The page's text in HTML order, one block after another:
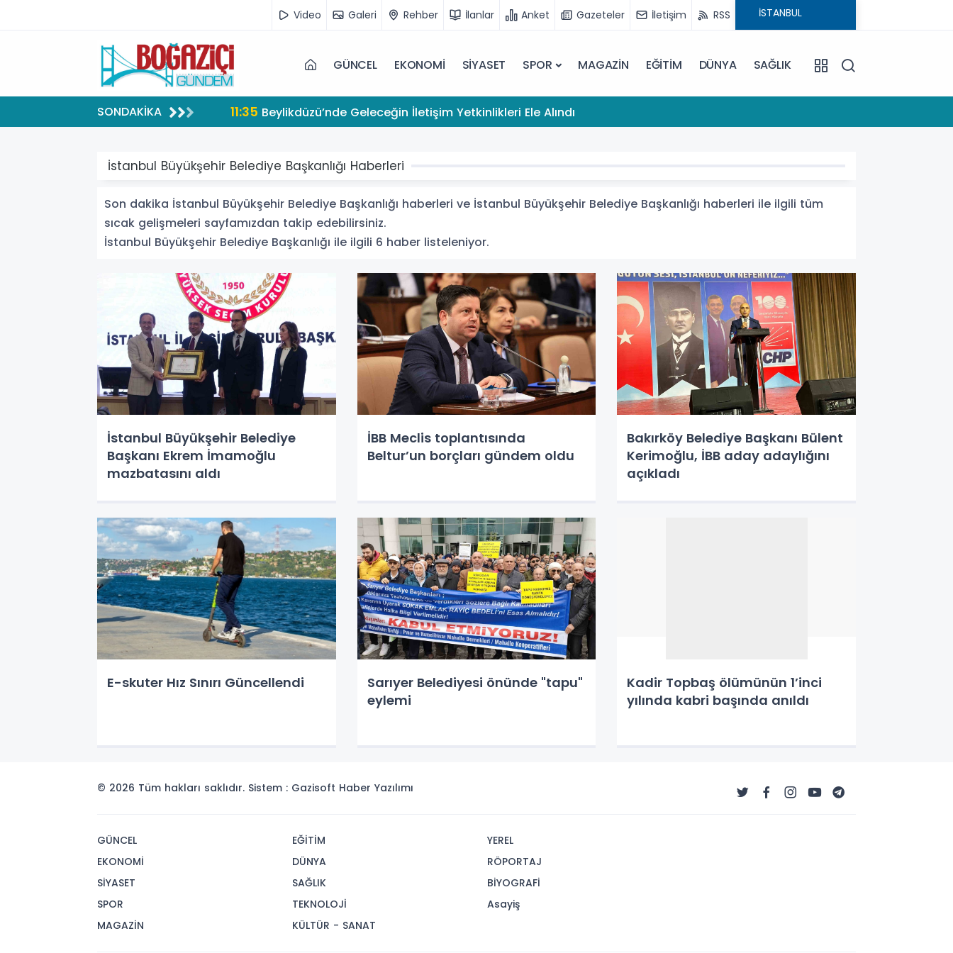
Video Galeri Rehber İlanlar Anket Gazeteler İletişim RSS
GÜNCEL EKONOMİ SİYASET SPOR MAGAZİN EĞİTİM DÜNYA SAĞLIK
SONDAKİKA 11:35 Beylikdüzü’nde Geleceğin İletişim Yetkinlikleri Ele Alındı
İstanbul Büyükşehir Belediye Başkanlığı Haberleri
Son dakika İstanbul Büyükşehir Belediye Başkanlığı haberleri ve İstanbul Büyükşehir Belediye Başkanlığı haberleri ile ilgili tüm
sıcak gelişmeleri sayfamızdan takip edebilirsiniz.
İstanbul Büyükşehir Belediye Başkanlığı ile ilgili 6 haber listeleniyor.
İstanbul Büyükşehir Belediye
Başkanı Ekrem İmamoğlu
mazbatasını aldı
İBB Meclis toplantısında
Beltur’un borçları gündem oldu
Bakırköy Belediye Başkanı Bülent
Kerimoğlu, İBB aday adaylığını
açıkladı
E-skuter Hız Sınırı Güncellendi
Sarıyer Belediyesi önünde "tapu"
eylemi
Kadir Topbaş ölümünün 1’inci
yılında kabri başında anıldı
© 2026 Tüm hakları saklıdır. Sistem : Gazisoft Haber Yazılımı
GÜNCEL
EKONOMİ
SİYASET
SPOR
MAGAZİN
EĞİTİM
DÜNYA
SAĞLIK
TEKNOLOJİ
KÜLTÜR - SANAT
YEREL
RÖPORTAJ
BİYOGRAFİ
Asayiş